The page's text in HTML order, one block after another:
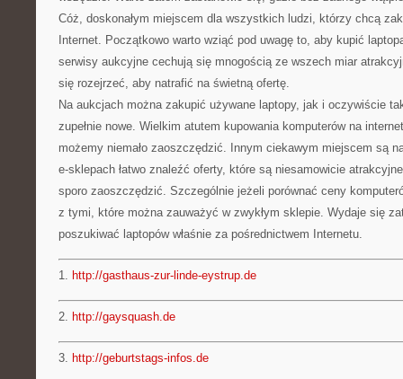
Cóż, doskonałym miejscem dla wszystkich ludzi, którzy chcą
Internet. Początkowo warto wziąć pod uwagę to, aby kupić
serwisy aukcyjne cechują się mnogością ze wszech miar
się rozejrzeć, aby natrafić na świetną ofertę.
Na aukcjach można zakupić używane laptopy, jak i oczywiście
zupełnie nowe. Wielkim atutem kupowania komputerów na
możemy niemało zaoszczędzić. Innym ciekawym miejscem są
e-sklepach łatwo znaleźć oferty, które są niesamowicie
sporo zaoszczędzić. Szczególnie jeżeli porównać ceny
z tymi, które można zauważyć w zwykłym sklepie. Wydaje się
poszukiwać laptopów właśnie za pośrednictwem Internetu.
1. http://gasthaus-zur-linde-eystrup.de
2. http://gaysquash.de
3. http://geburtstags-infos.de